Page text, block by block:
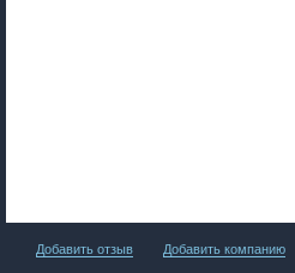
Добавить отзыв Добавить компанию